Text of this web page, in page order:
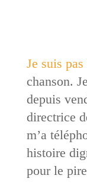
Je suis
chanson.
depuis
directrice
m’a
histoire
pour le